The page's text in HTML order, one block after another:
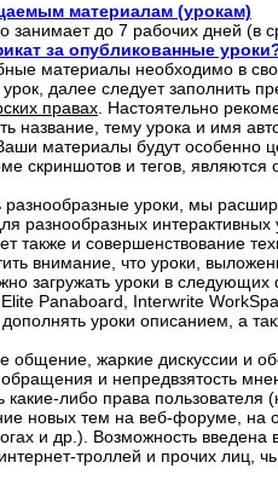
материалам (урокам)
занимает до 7 рабочих дней (в
за опубликованные
материалы необходимо в
далее следует заполнить
правах . Настоятельно
название, тему урока и имя
материалы будут особенно
скриншотов и тегов, являются
уроки, мы
разнообразных
также и совершенствование
внимание, что уроки,
загружать уроки в следующих
Panaboard, Interwrite
уроки описанием, а
общение, жаркие дискуссии и
и непредвзятость
какие-либо права пользователя
новых тем на веб-форуме, на
и др.). Возможность введена
троллей и прочих лиц,